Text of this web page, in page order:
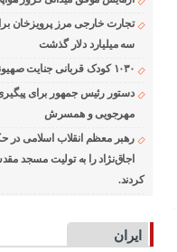
تجارت خارجی مرز پرویزخان
سه میلیارد دلار گذشت
۱۰۳۰ کودک قربانی جنایت صهیونیست‌ها
دستور رئیس جمهور برای
مهرجویی و همسرش
رهبر معظم انقلاب اسلامی در
اجاق‌نژاد را به تولیت مسجد
کردند.
ایران